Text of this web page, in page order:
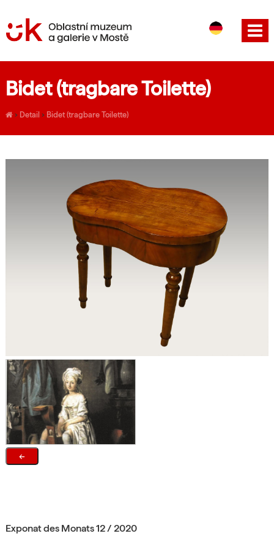
EN
Bidet (tragbare Toilette)
› Detail › Bidet (tragbare Toilette)
←
Exponat des Monats 12 / 2020